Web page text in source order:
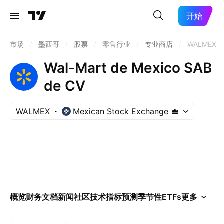
开始
市场 墨西哥 股票 零售行业 专业商店 WALMEX
Wal-Mart de Mexico SAB
de CV
WALMEX Mexican Stock Exchange
概览财务文档新闻社区技术指标预测季节性ETFs更多